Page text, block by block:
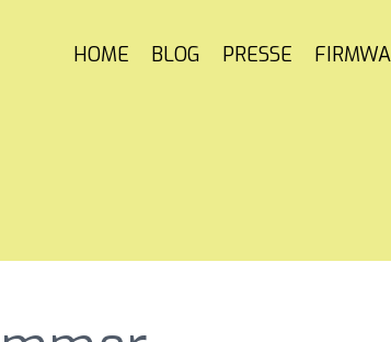
HOME BLOG PRESSE